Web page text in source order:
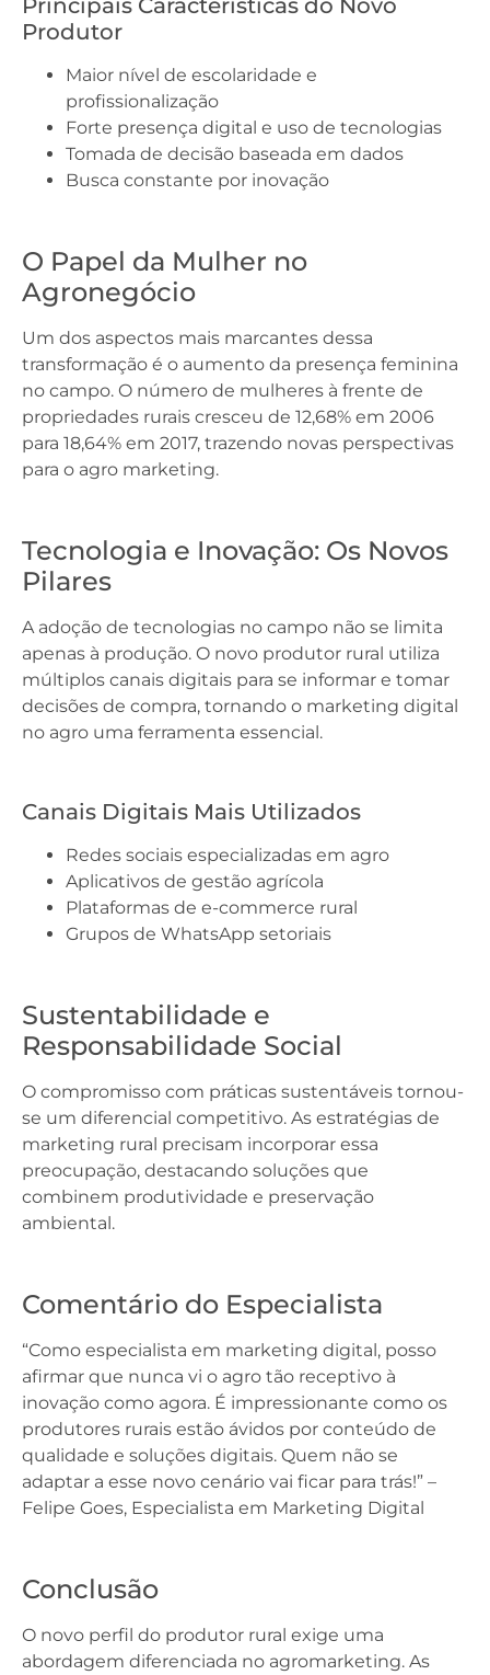
Principais Características do Novo
Produtor
Maior nível de escolaridade e
profissionalização
Forte presença digital e uso de tecnologias
Tomada de decisão baseada em dados
Busca constante por inovação
O Papel da Mulher no
Agronegócio
Um dos aspectos mais marcantes dessa
transformação é o aumento da presença feminina
no campo. O número de mulheres à frente de
propriedades rurais cresceu de 12,68% em 2006
para 18,64% em 2017, trazendo novas perspectivas
para o agro marketing.
Tecnologia e Inovação: Os Novos
Pilares
A adoção de tecnologias no campo não se limita
apenas à produção. O novo produtor rural utiliza
múltiplos canais digitais para se informar e tomar
decisões de compra, tornando o marketing digital
no agro uma ferramenta essencial.
Canais Digitais Mais Utilizados
Redes sociais especializadas em agro
Aplicativos de gestão agrícola
Plataformas de e-commerce rural
Grupos de WhatsApp setoriais
Sustentabilidade e
Responsabilidade Social
O compromisso com práticas sustentáveis tornou-
se um diferencial competitivo. As estratégias de
marketing rural precisam incorporar essa
preocupação, destacando soluções que
combinem produtividade e preservação
ambiental.
Comentário do Especialista
“Como especialista em marketing digital, posso
afirmar que nunca vi o agro tão receptivo à
inovação como agora. É impressionante como os
produtores rurais estão ávidos por conteúdo de
qualidade e soluções digitais. Quem não se
adaptar a esse novo cenário vai ficar para trás!” –
Felipe Goes, Especialista em Marketing Digital
Conclusão
O novo perfil do produtor rural exige uma
abordagem diferenciada no agromarketing. As